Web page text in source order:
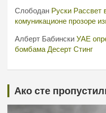
Слободан Руски Рассвет
комуникационе прозоре
Алберт Бабински УАЕ
бомбама Десерт Стинг
Ако сте